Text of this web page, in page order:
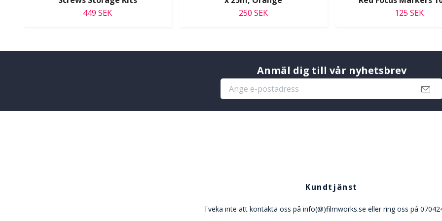
449 SEK
250 SEK
125 SEK
Anmäl dig till vår nyhetsbrev
Kundtjänst
Tveka inte att kontakta oss på info(@)filmworks.se eller ring oss på